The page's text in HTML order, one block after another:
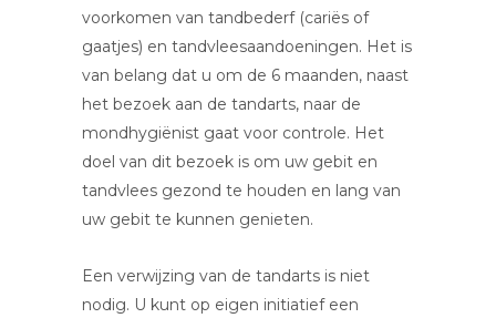
voorkomen van tandbederf (cariës of
gaatjes) en tandvleesaandoeningen. Het is
van belang dat u om de 6 maanden, naast
het bezoek aan de tandarts, naar de
mondhygiënist gaat voor controle. Het
doel van dit bezoek is om uw gebit en
tandvlees gezond te houden en lang van
uw gebit te kunnen genieten.
Een verwijzing van de tandarts is niet
nodig. U kunt op eigen initiatief een